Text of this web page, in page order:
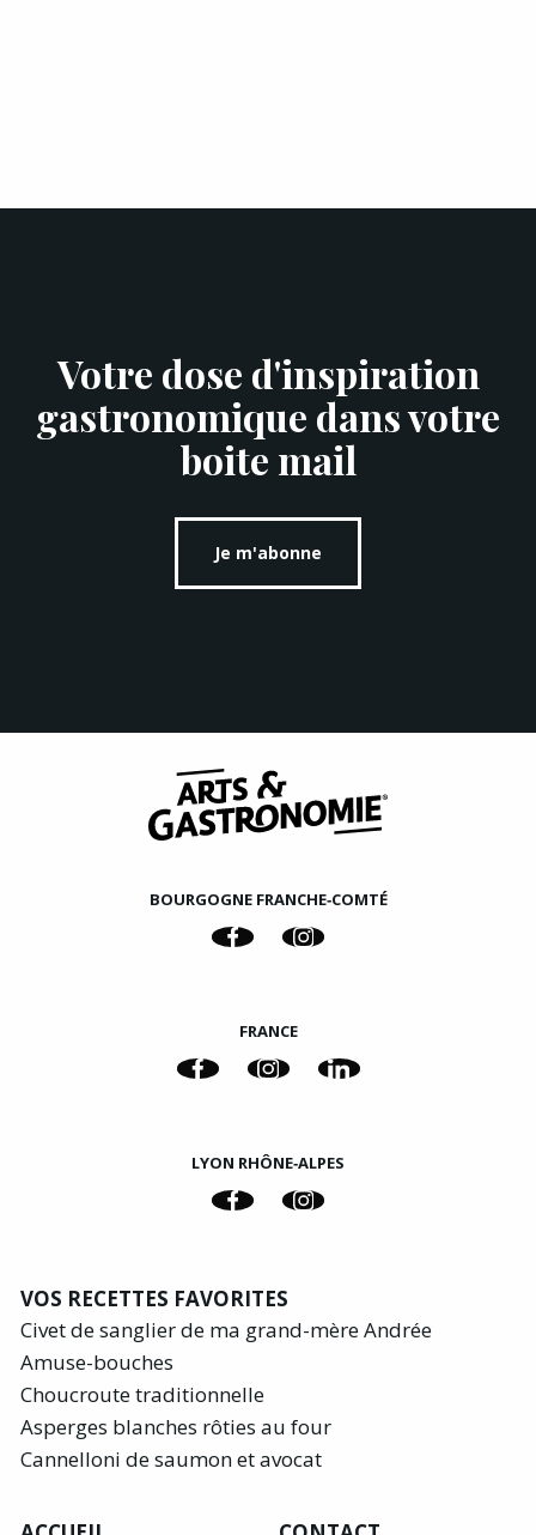
Votre dose d'inspiration
gastronomique dans votre
boite mail
Je m'abonne
BOURGOGNE FRANCHE‑COMTÉ
FRANCE
LYON RHÔNE‑ALPES
VOS RECETTES FAVORITES
Civet de sanglier de ma grand-mère Andrée
Amuse-bouches
Choucroute traditionnelle
Asperges blanches rôties au four
Cannelloni de saumon et avocat